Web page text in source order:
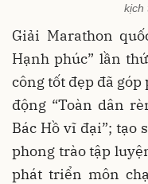
kịch
Giải Marathon
Hạnh phúc” lần
công tốt đẹp đã
động “Toàn dân
Bác Hồ vĩ đại”; tạo
phong trào tập
phát triển môn